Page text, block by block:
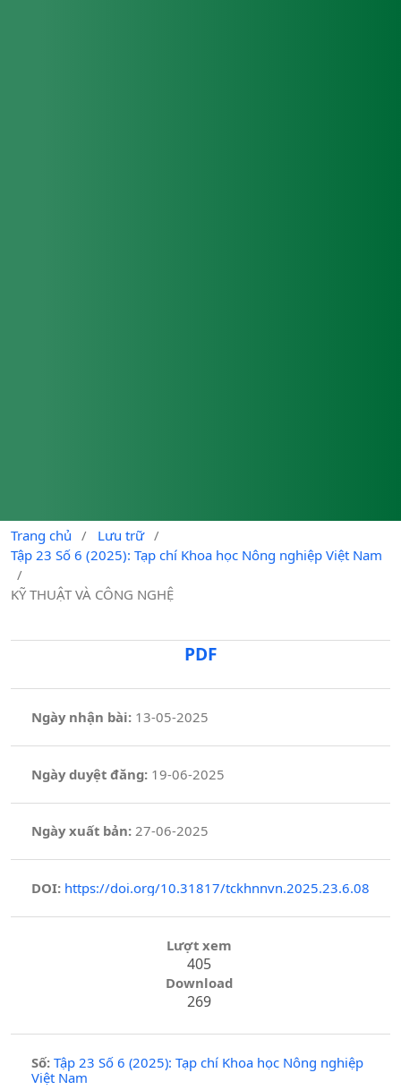
Trang chủ / Lưu trữ /
Tập 23 Số 6 (2025): Tạp chí Khoa học Nông nghiệp Việt Nam
/
KỸ THUẬT VÀ CÔNG NGHỆ
PDF
Ngày nhận bài: 13-05-2025
Ngày duyệt đăng:19-06-2025
Ngày xuất bản: 27-06-2025
DOI: https://doi.org/10.31817/tckhnnvn.2025.23.6.08
Lượt xem
405
Download
269
Số: Tập 23 Số 6 (2025): Tạp chí Khoa học Nông nghiệp
Việt Nam